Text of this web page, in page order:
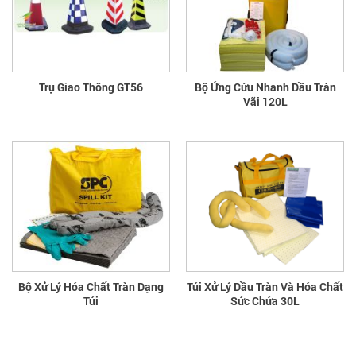
Trụ Giao Thông GT56
Bộ Ứng Cứu Nhanh Dầu Tràn
Vãi 120L
Bộ Xử Lý Hóa Chất Tràn Dạng
Túi
Túi Xử Lý Dầu Tràn Và Hóa Chất
Sức Chứa 30L